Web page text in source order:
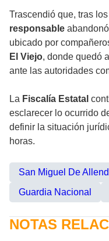
Trascendió que, tras
responsable
ubicado por
El Viejo, donde quedó
ante las autoridades
La Fiscalía Estatal
esclarecer lo ocurrido
definir la situación
horas.
San Miguel De
Guardia Nacional
NOTAS